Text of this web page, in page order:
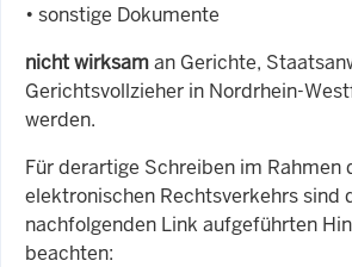
• sonstige Dokumente
nicht wirksaman Gerichte,
Gerichtsvollzieher in Nordrhein-
werden.
Für derartige Schreiben im Rahmen
elektronischen Rechtsverkehrs sind
nachfolgenden Link aufgeführten
beachten: